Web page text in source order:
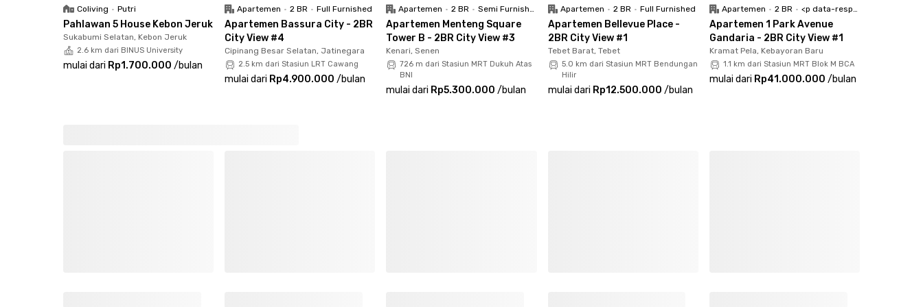
CCTV, jasa security, tagihan listrik. Booking sekarang!
Coliving • Putri
Pahlawan 5 House Kebon Jeruk
Sukabumi Selatan, Kebon Jeruk
2.6 km dari BINUS University
mulai dari Rp1.700.000 /bulan
Apartemen • 2 BR • Full Furnished
Apartemen Bassura City - 2BR
City View #4
Cipinang Besar Selatan, Jatinegara
2.5 km dari Stasiun LRT Cawang
mulai dari Rp4.900.000 /bulan
Apartemen • 2 BR • Semi Furnished
Apartemen Menteng Square
Tower B - 2BR City View #3
Kenari, Senen
726 m dari Stasiun MRT Dukuh Atas
BNI
mulai dari Rp5.300.000 /bulan
Apartemen • 2 BR • Full Furnished
Apartemen Bellevue Place -
2BR City View #1
Tebet Barat, Tebet
5.0 km dari Stasiun MRT Bendungan
Hilir
mulai dari Rp12.500.000 /bulan
Apartemen • 2 BR • <p data-responsive-font-size="paragraph">Full Furnished</p>
Apartemen 1 Park Avenue
Gandaria - 2BR City View #1
Kramat Pela, Kebayoran Baru
1.1 km dari Stasiun MRT Blok M BCA
mulai dari Rp41.000.000 /bulan